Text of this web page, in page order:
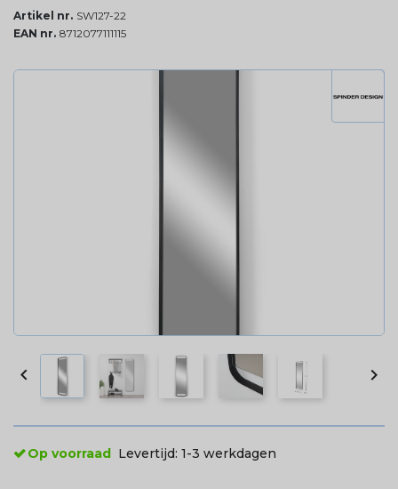
Artikel nr. SW127-22
EAN nr. 8712077111115
 
Op voorraad Levertijd: 1-3 werkdagen